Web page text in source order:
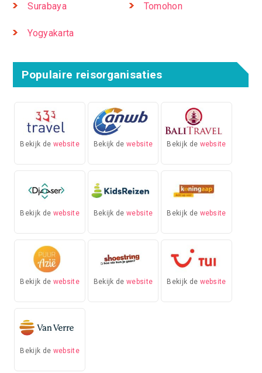
Surabaya Tomohon
Yogyakarta
Populaire reisorganisaties
Bekijk de website Bekijk dewebsite Bekijk de website
Bekijk de website Bekijk dewebsite Bekijk de website
Bekijk de website Bekijk dewebsite Bekijk de website
Bekijk de website